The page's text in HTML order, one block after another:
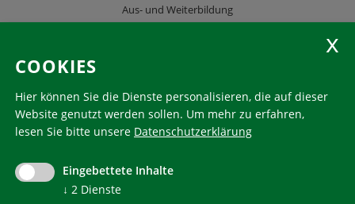
Aus- und Weiterbildung
KlimaHaus ist eine eingetragene Marke. Die Nutzung muss
communication@klimahausagentur.it
© 2022 Agentur für Energie Südtirol - KlimaHaus
COOKIES
Hier können Sie die Dienste personalisieren, die auf dieser
Website genutzt werden sollen. Um mehr zu erfahren,
lesen Sie bitte unsere Datenschutzerklärung
Eingebettete Inhalte
↓ 2 Dienste